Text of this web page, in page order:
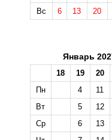
Вс
6 13 20
Январь
18 19 20
Пн
4 11
Вт
5 12
Ср
6 13